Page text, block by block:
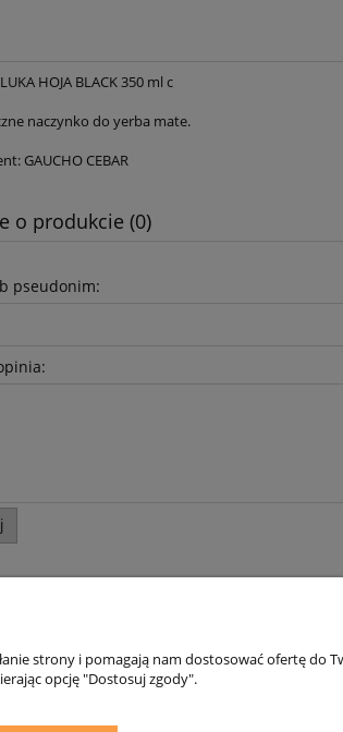
HOJA BLACK 350 ml c
naczynko do yerba mate.
GAUCHO CEBAR
o produkcie (0)
pseudonim:
Płatności i dostawa
strony i pomagają nam dostosować ofertę do
opcję "Dostosuj zgody".